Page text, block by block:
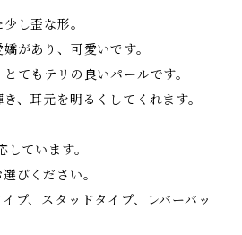
し歪な形。
があり、可愛いです。
てもテリの良いパールです。
、耳元を明るくしてくれます。
ています。
びください。
プ、スタッドタイプ、レバーバッ